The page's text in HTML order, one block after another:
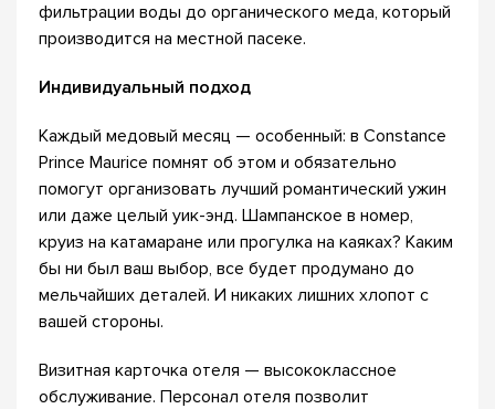
фильтрации воды до органического меда, который
производится на местной пасеке.
Индивидуальный подход
Каждый медовый месяц — особенный: в Constance
Prince Maurice помнят об этом и обязательно
помогут организовать лучший романтический ужин
или даже целый уик-энд. Шампанское в номер,
круиз на катамаране или прогулка на каяках? Каким
бы ни был ваш выбор, все будет продумано до
мельчайших деталей. И никаких лишних хлопот с
вашей стороны.
Визитная карточка отеля — высококлассное
обслуживание. Персонал отеля позволит